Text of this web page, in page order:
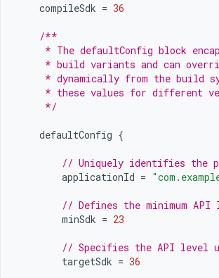
compileSdk = 36
/**
* The defaultConfig block
* build variants and can
* dynamically from the build
* these values for different
     */
defaultConfig {
// Uniquely identifies the
applicationId =
// Defines the minimum
minSdk = 23
// Specifies the API level
targetSdk = 36